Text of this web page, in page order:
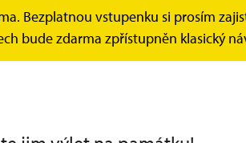
Bezplatnou vstupenku si prosím
bude zdarma zpřístupněn klasický